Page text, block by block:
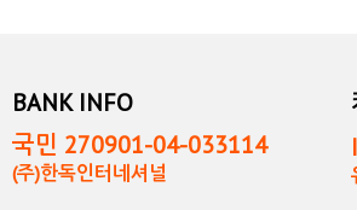
BANK INFO
국민 270901-04-033114
(주)한독인터네셔널